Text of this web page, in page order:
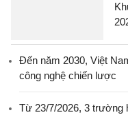
Đến năm 2030, Việt
công nghệ chiến lược
Từ 23/7/2026, 3 trường